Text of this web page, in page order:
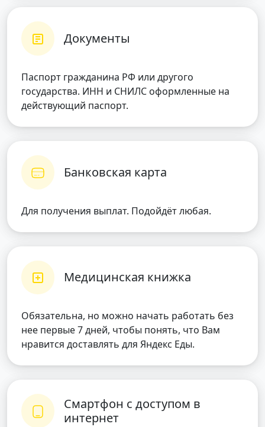
Документы
Паспорт гражданина РФ или другого
государства. ИНН и СНИЛС оформленные на
действующий паспорт.
Банковская карта
Для получения выплат. Подойдёт любая.
Медицинская книжка
Обязательна, но можно начать работать без
нее первые 7 дней, чтобы понять, что Вам
нравится доставлять для Яндекс Еды.
Смартфон с доступом в
интернет